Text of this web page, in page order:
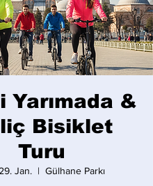
Yarımada &
Bisiklet
Turu
Jan.
  |
Gülhane Parkı